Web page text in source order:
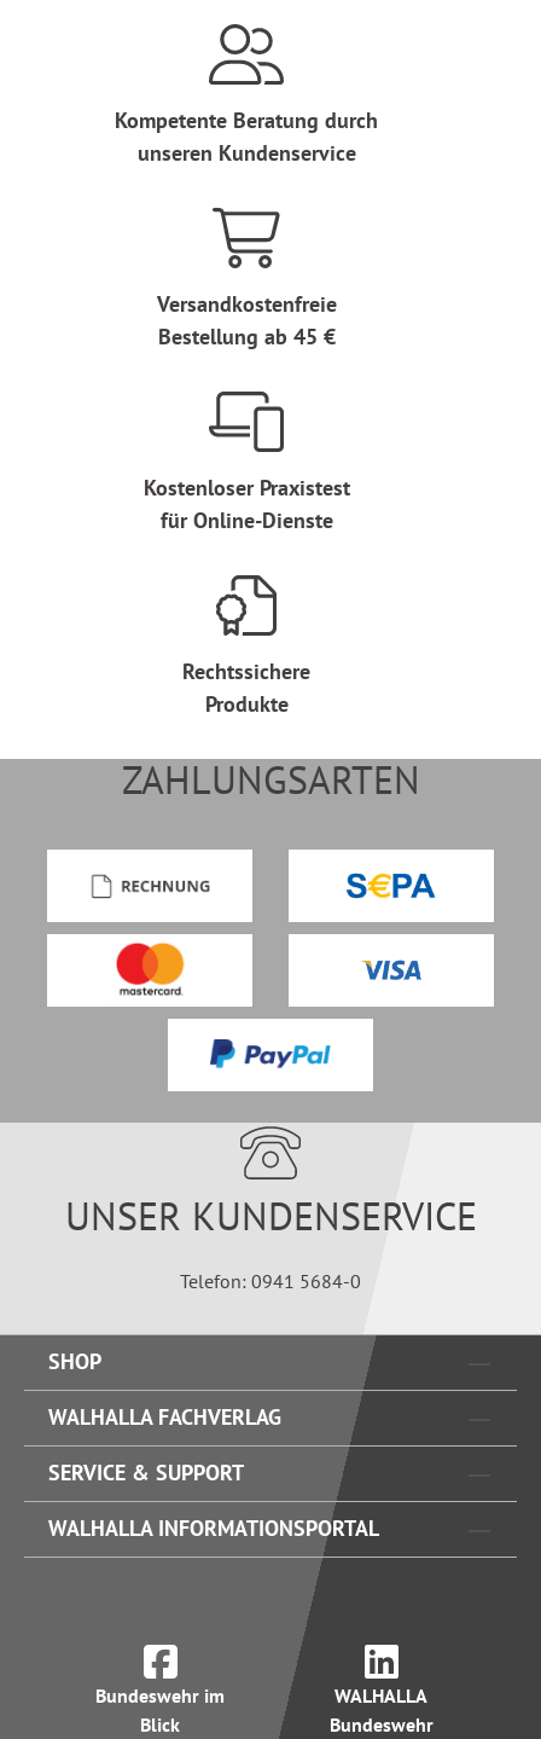
Kompetente Beratung durch
unseren Kundenservice
Versandkostenfreie
Bestellung ab 45 €
Kostenloser Praxistest
für Online-Dienste
Rechtssichere
Produkte
ZAHLUNGSARTEN
UNSER KUNDENSERVICE
Telefon: 0941 5684-0
SHOP
WALHALLA FACHVERLAG
SERVICE & SUPPORT
WALHALLA INFORMATIONSPORTAL
Bundeswehr im
Blick
WALHALLA
Bundeswehr